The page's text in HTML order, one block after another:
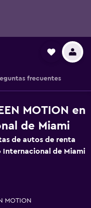
frecuentes
MOTION en
de Miami
de autos de renta
Internacional de Miami
MOTION